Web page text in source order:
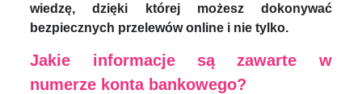
wiedzę, dzięki której możesz dokonywać
bezpiecznych przelewów online i nie tylko.
Jakie informacje są zawarte w
numerze konta bankowego?